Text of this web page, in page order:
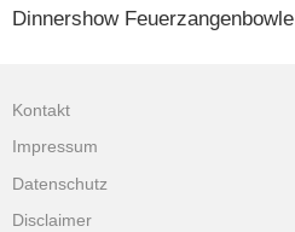
Dinnershow Feuerzangenbowle
Kontakt
Impressum
Datenschutz
Disclaimer